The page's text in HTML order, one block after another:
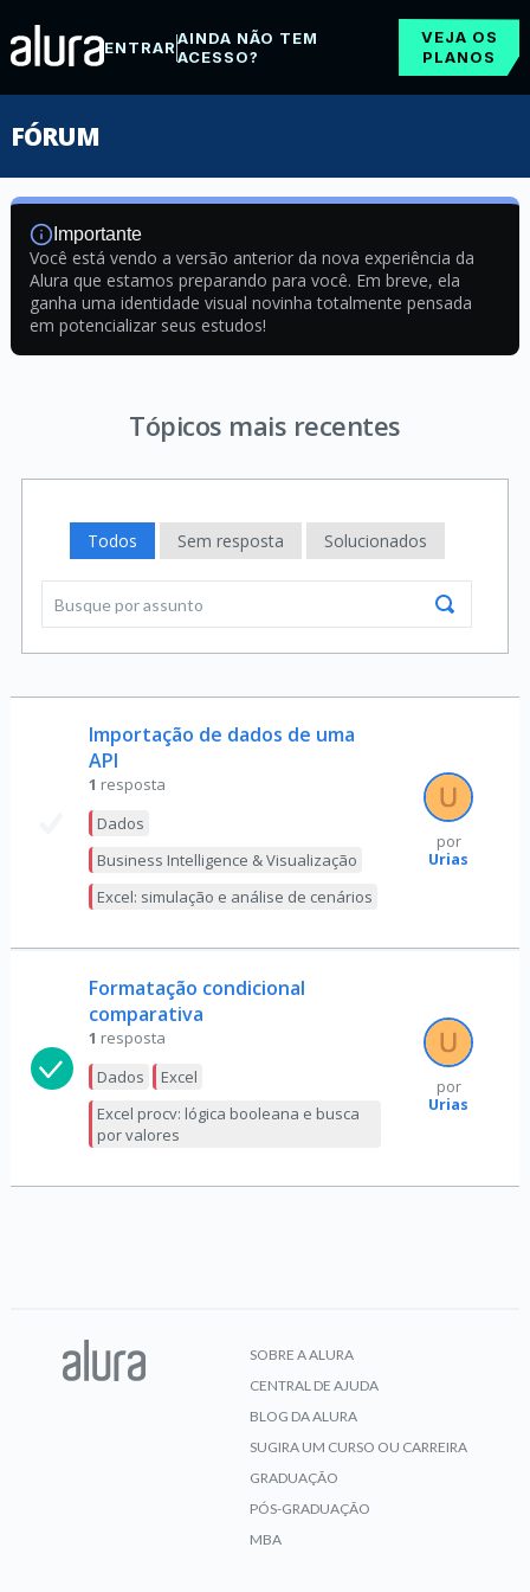
ENTRARAINDA NÃO TEM
ACESSO?
VEJA OS
PLANOS
FÓRUM
Importante
Você está vendo a versão anterior da nova experiência da
Alura que estamos preparando para você. Em breve, ela
ganha uma identidade visual novinha totalmente pensada
em potencializar seus estudos!
Tópicos mais recentes
Todos Sem resposta Solucionados
Importação de dados de uma
API
1 resposta
Dados
Business Intelligence & Visualização
Excel: simulação e análise de cenários
por
Urias
Formatação condicional
comparativa
1 resposta
Dados
Excel
Excel procv: lógica booleana e busca
por valores
por
Urias
SOBRE A ALURA
CENTRAL DE AJUDA
BLOG DA ALURA
SUGIRA UM CURSO OU CARREIRA
GRADUAÇÃO
PÓS-GRADUAÇÃO
MBA